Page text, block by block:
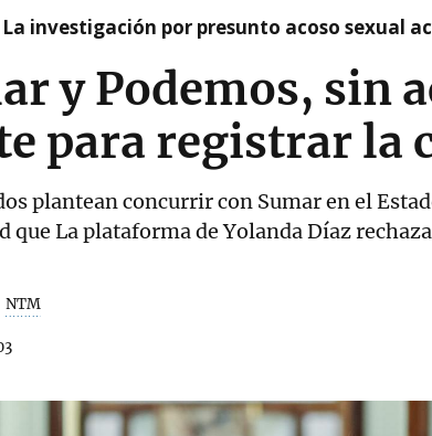
La investigación por presunto acoso sexual
y Podemos, sin
para registrar la
plantean concurrir con Sumar en el
que La plataforma de Yolanda Díaz
NTM